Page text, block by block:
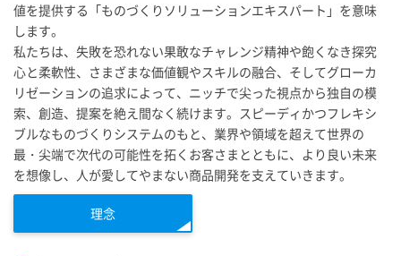
値を提供する「ものづくりソリューションエキスパート」を意味
します。
私たちは、失敗を恐れない果敢なチャレンジ精神や飽くなき探究
心と柔軟性、さまざまな価値観やスキルの融合、そしてグローカ
リゼーションの追求によって、ニッチで尖った視点から独自の模
索、創造、提案を絶え間なく続けます。スピーディかつフレキシ
ブルなものづくりシステムのもと、業界や領域を超えて世界の
最・尖端で次代の可能性を拓くお客さまとともに、より良い未来
を想像し、人が愛してやまない商品開発を支えていきます。
理念